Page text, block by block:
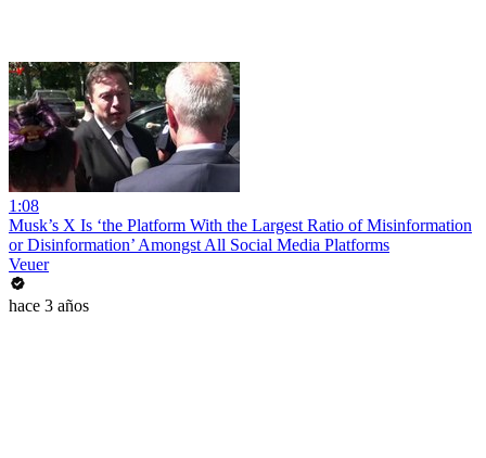
1:08
Musk’s X Is ‘the Platform With the Largest Ratio of Misinformation
or Disinformation’ Amongst All Social Media Platforms
Veuer
hace 3 años